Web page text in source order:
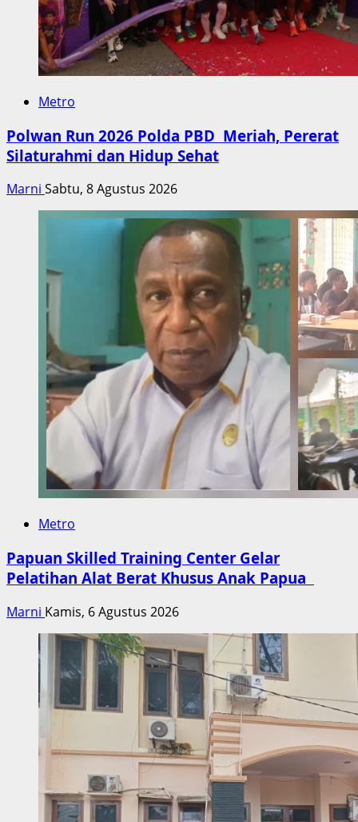
Metro
Polwan Run 2026 Polda PBD Meriah, Pererat
Silaturahmi dan Hidup Sehat
Marni Sabtu, 8 Agustus 2026
Metro
Papuan Skilled Training Center Gelar
Pelatihan Alat Berat Khusus Anak Papua
Marni Kamis, 6 Agustus 2026